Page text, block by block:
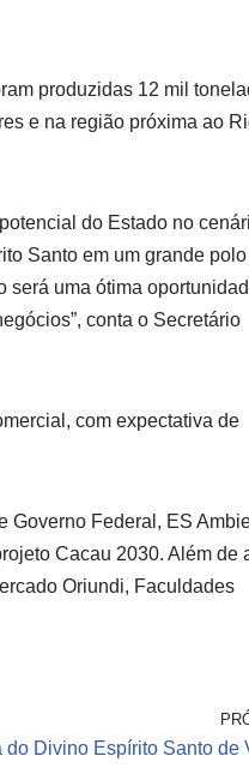
produzidas 12 mil
e na região próxima ao
do Estado no
Santo em um grande polo
será uma ótima
conta o Secretário
com expectativa de
Governo Federal, ES
Cacau 2030. Além de
Oriundi, Faculdades
do Divino Espírito Santo de